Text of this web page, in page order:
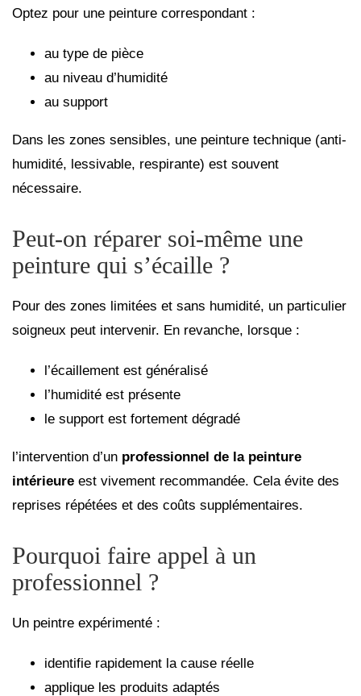
Optez pour une peinture correspondant :
au type de pièce
au niveau d’humidité
au support
Dans les zones sensibles, une peinture technique (anti-
humidité, lessivable, respirante) est souvent
nécessaire.
Peut-on réparer soi-même une
peinture qui s’écaille ?
Pour des zones limitées et sans humidité, un particulier
soigneux peut intervenir. En revanche, lorsque :
l’écaillement est généralisé
l’humidité est présente
le support est fortement dégradé
l’intervention d’un professionnel de la peinture
intérieure est vivement recommandée. Cela évite des
reprises répétées et des coûts supplémentaires.
Pourquoi faire appel à un
professionnel ?
Un peintre expérimenté :
identifie rapidement la cause réelle
applique les produits adaptés